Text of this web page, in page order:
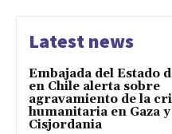
Latest news
Embajada del Estado
en Chile alerta sobre
agravamiento de la
humanitaria en Gaza y
Cisjordania